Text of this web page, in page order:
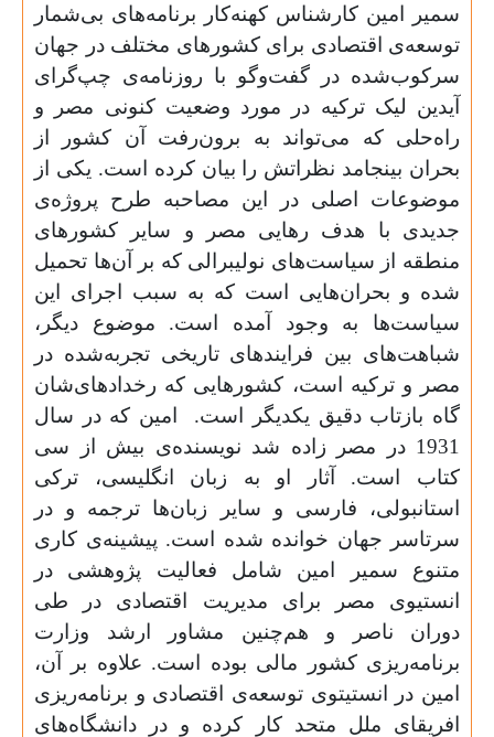
سمیر امین کارشناس کهنه‌کار برنامه‌های بی‌شمار
توسعه‌ی اقتصادی برای کشورهای مختلف در جهان
سرکوب‌شده در گفت‌وگو با روزنامه‌ی چپ‌گرای
آیدین لیک ترکیه در مورد وضعیت کنونی مصر و
راه‌حلی که می‌تواند به برون‌رفت آن کشور از
بحران بینجامد نظراتش را بیان کرده است. یکی از
موضوعات اصلی در این مصاحبه طرح پروژه‌ی
جدیدی با هدف رهایی مصر و سایر کشورهای
منطقه از سیاست‌های نولیبرالی که بر آن‌ها تحمیل
شده و بحران‌هایی است که به سبب اجرای این
سیاست‌ها به وجود آمده است. موضوع دیگر،
شباهت‌های بین فرایندهای تاریخی تجربه‌شده در
مصر و ترکیه است، کشورهایی که رخدادهای‌شان
گاه بازتاب دقیق یکدیگر است.
امین که در سال
1931 در مصر زاده شد نویسنده‌ی بیش از سی
کتاب است. آثار او به زبان انگلیسی، ترکی
استانبولی، فارسی و سایر زبان‌ها ترجمه و در
سرتاسر جهان خوانده شده است. پیشینه‌ی کاری
متنوع سمیر امین شامل فعالیت پژوهشی در
انستیوی مصر برای مدیریت اقتصادی در طی
دوران ناصر و هم‌چنین مشاور ارشد وزارت
برنامه‌ریزی کشور مالی بوده است. علاوه بر آن،
امین در انستیتوی توسعه‌ی اقتصادی و برنامه‌ریزی
افریقای ملل متحد کار کرده و در دانشگاه‌های